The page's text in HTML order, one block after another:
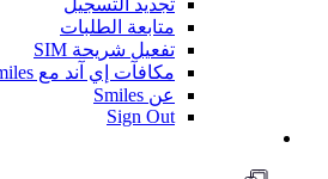
تجديد التسجيل
متابعة الطلبات
تفعيل شريحة SIM
مكافآت إي آند مع Smiles
Sign Out